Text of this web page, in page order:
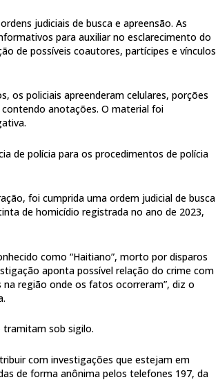
judiciais de busca e apreensão. As
para auxiliar no esclarecimento do
de possíveis coautores, partícipes e vínculos
os policiais apreenderam celulares, porções
anotações. O material foi
de polícia para os procedimentos de polícia
foi cumprida uma ordem judicial de busca
de homicídio registrada no ano de 2023,
como “Haitiano”, morto por disparos
aponta possível relação do crime com
região onde os fatos ocorreram”, diz o
tramitam sob sigilo.
com investigações que estejam em
de forma anônima pelos telefones 197, da